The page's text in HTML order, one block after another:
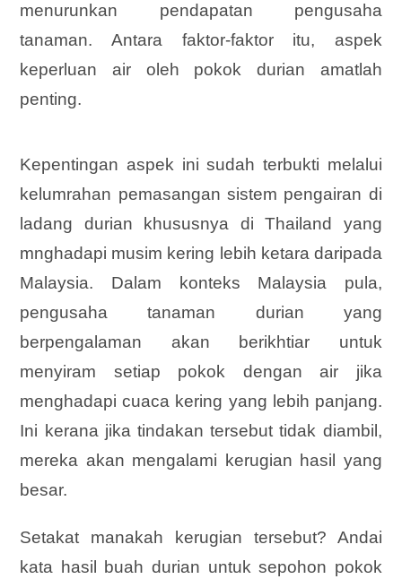
menurunkan pendapatan pengusaha
tanaman. Antara faktor-faktor itu, aspek
keperluan air oleh pokok durian amatlah
penting.
Kepentingan aspek ini sudah terbukti melalui
kelumrahan pemasangan sistem pengairan di
ladang durian khususnya di Thailand yang
mnghadapi musim kering lebih ketara daripada
Malaysia. Dalam konteks Malaysia pula,
pengusaha tanaman durian yang
berpengalaman akan berikhtiar untuk
menyiram setiap pokok dengan air jika
menghadapi cuaca kering yang lebih panjang.
Ini kerana jika tindakan tersebut tidak diambil,
mereka akan mengalami kerugian hasil yang
besar.
Setakat manakah kerugian tersebut? Andai
kata hasil buah durian untuk sepohon pokok